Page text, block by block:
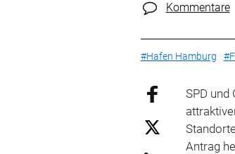
Kommentare
#Hafen Hamburg
SPD
Antrag